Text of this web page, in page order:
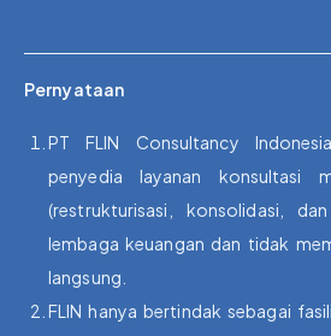
Pernyataan
PT FLIN Consultancy
penyedia layanan konsultasi
(restrukturisasi, konsolidasi,
lembaga keuangan dan tidak
langsung.
FLIN hanya bertindak sebagai